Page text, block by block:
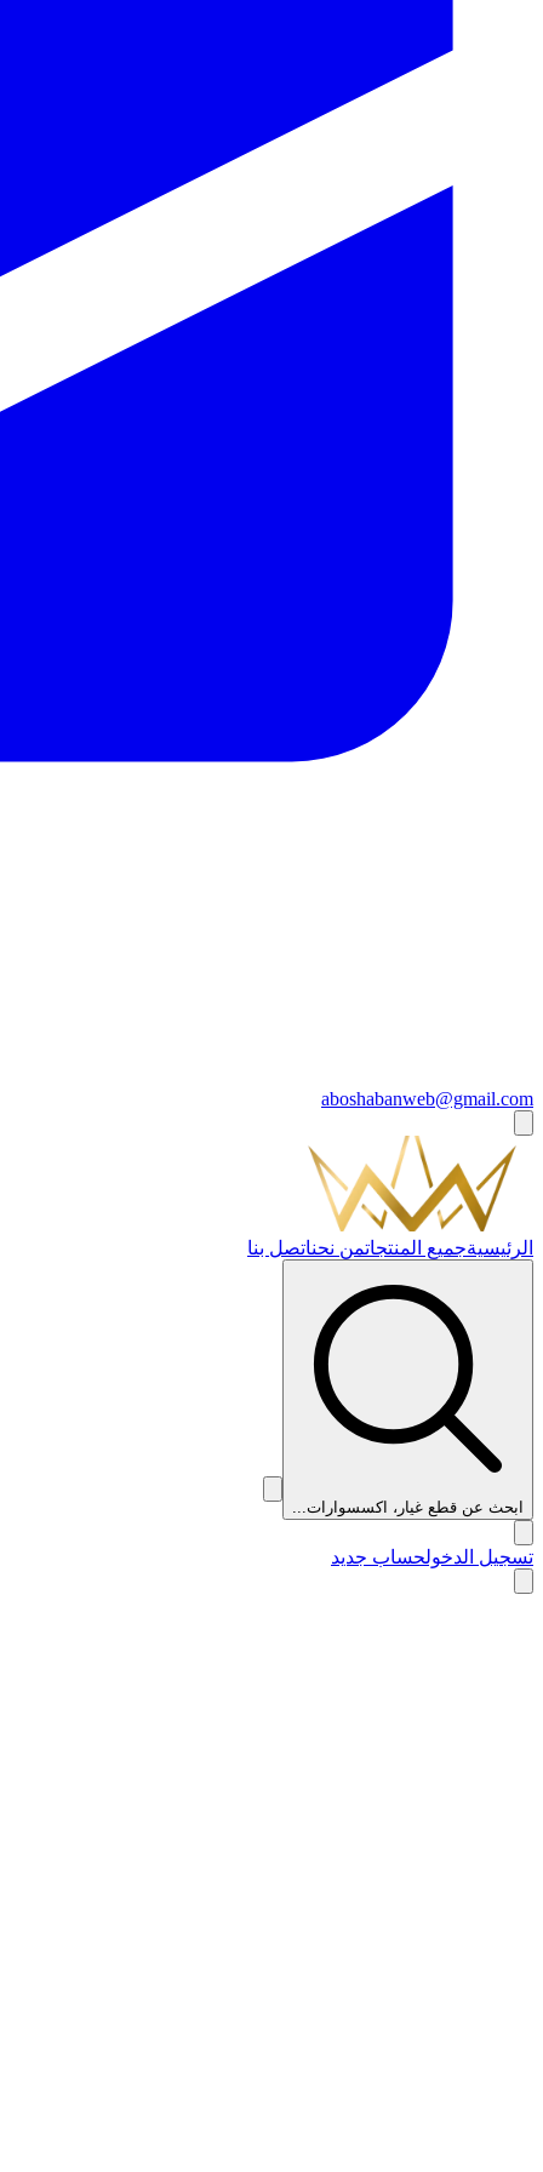
aboshabanweb@gmail.com
الرئيسيةجميع المنتجاتمن نحناتصل بنا
ابحث عن قطع غيار، اكسسوارات...
تسجيل الدخولحساب جديد